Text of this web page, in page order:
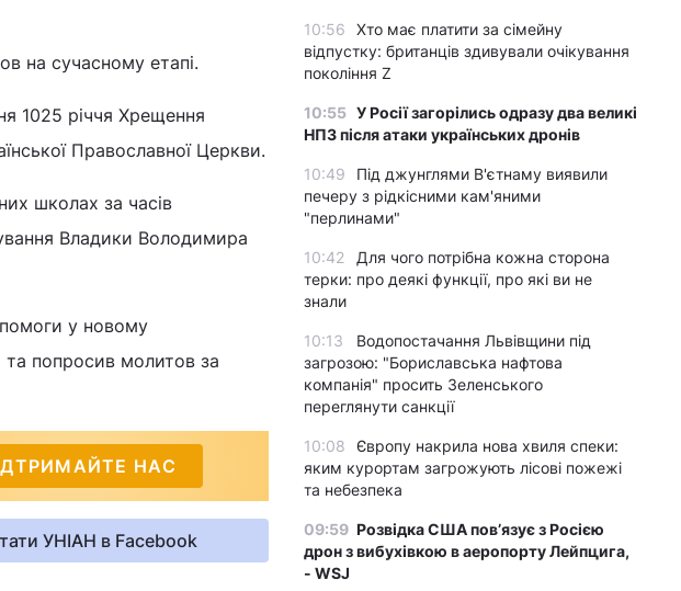
на сучасному етапі.
1025 річчя Хрещення
Православної Церкви.
школах за часів
Владики Володимира
у новому
та попросив молитов за
НАС
УНІАН в Facebook
10:56
Хто має платити за сімейну
відпустку: британців здивували очікування
покоління Z
10:55 У Росії загорілись одразу два великі
НПЗ після атаки українських дронів
10:49
Під джунглями В'єтнаму виявили
печеру з рідкісними кам'яними
"перлинами"
10:42
Для чого потрібна кожна сторона
терки: про деякі функції, про які ви не
знали
10:13
Водопостачання Львівщини під
загрозою: "Бориславська нафтова
компанія" просить Зеленського
переглянути санкції
10:08
Європу накрила нова хвиля спеки:
яким курортам загрожують лісові пожежі
та небезпека
09:59 Розвідка США пов’язує з Росією
дрон з вибухівкою в аеропорту Лейпцига,
- WSJ